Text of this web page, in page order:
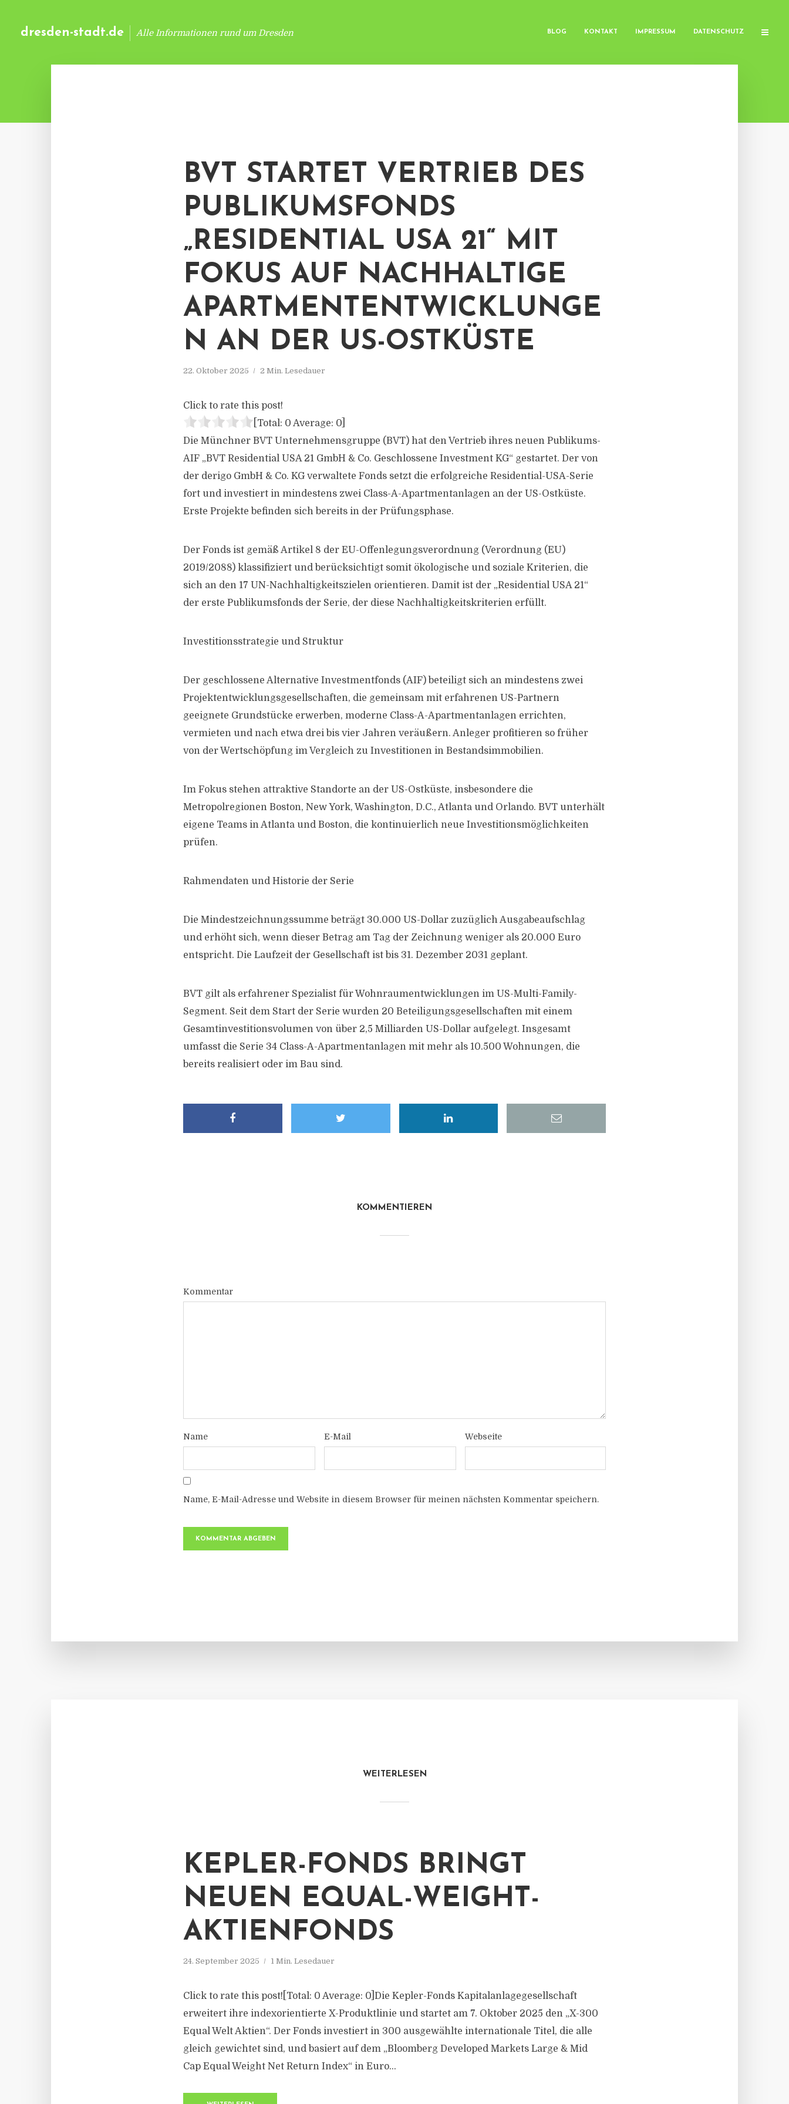
dresden-stadt.de Alle Informationen rund um Dresden BLOG KONTAKT IMPRESSUM DATENSCHUTZ
BVT STARTET VERTRIEB DES
PUBLIKUMSFONDS
„RESIDENTIAL USA 21“ MIT
FOKUS AUF NACHHALTIGE
APARTMENTENTWICKLUNGE
N AN DER US-OSTKÜSTE
22. Oktober 2025 2 Min. Lesedauer
Click to rate this post!
[Total: 0 Average: 0
Die Münchner BVT Unternehmensgruppe (BVT) hat den Vertrieb ihres neuen Publikums-
AIF „BVT Residential USA 21 GmbH & Co. Geschlossene Investment KG“ gestartet. Der von
der derigo GmbH & Co. KG verwaltete Fonds setzt die erfolgreiche Residential-USA-Serie
fort und investiert in mindestens zwei Class-A-Apartmentanlagen an der US-Ostküste.
Erste Projekte befinden sich bereits in der Prüfungsphase.
Der Fonds ist gemäß Artikel 8 der EU-Offenlegungsverordnung (Verordnung (EU)
2019/2088) klassifiziert und berücksichtigt somit ökologische und soziale Kriterien, die
sich an den 17 UN-Nachhaltigkeitszielen orientieren. Damit ist der „Residential USA 21“
der erste Publikumsfonds der Serie, der diese Nachhaltigkeitskriterien erfüllt.
Investitionsstrategie und Struktur
Der geschlossene Alternative Investmentfonds (AIF) beteiligt sich an mindestens zwei
Projektentwicklungsgesellschaften, die gemeinsam mit erfahrenen US-Partnern
geeignete Grundstücke erwerben, moderne Class-A-Apartmentanlagen errichten,
vermieten und nach etwa drei bis vier Jahren veräußern. Anleger profitieren so früher
von der Wertschöpfung im Vergleich zu Investitionen in Bestandsimmobilien.
Im Fokus stehen attraktive Standorte an der US-Ostküste, insbesondere die
Metropolregionen Boston, New York, Washington, D.C., Atlanta und Orlando. BVT unterhält
eigene Teams in Atlanta und Boston, die kontinuierlich neue Investitionsmöglichkeiten
prüfen.
Rahmendaten und Historie der Serie
Die Mindestzeichnungssumme beträgt 30.000 US-Dollar zuzüglich Ausgabeaufschlag
und erhöht sich, wenn dieser Betrag am Tag der Zeichnung weniger als 20.000 Euro
entspricht. Die Laufzeit der Gesellschaft ist bis 31. Dezember 2031 geplant.
BVT gilt als erfahrener Spezialist für Wohnraumentwicklungen im US-Multi-Family-
Segment. Seit dem Start der Serie wurden 20 Beteiligungsgesellschaften mit einem
Gesamtinvestitionsvolumen von über 2,5 Milliarden US-Dollar aufgelegt. Insgesamt
umfasst die Serie 34 Class-A-Apartmentanlagen mit mehr als 10.500 Wohnungen, die
bereits realisiert oder im Bau sind.
KOMMENTIEREN
Kommentar
Name E-Mail Webseite
Name, E-Mail-Adresse und Website in diesem Browser für meinen nächsten Kommentar speichern.
WEITERLESEN
KEPLER-FONDS BRINGT
NEUEN EQUAL-WEIGHT-
AKTIENFONDS
24. September 2025 1 Min. Lesedauer
Click to rate this post![Total: 0 Average: 0]Die Kepler-Fonds Kapitalanlagegesellschaft
erweitert ihre indexorientierte X-Produktlinie und startet am 7. Oktober 2025 den „X-300
Equal Welt Aktien“. Der Fonds investiert in 300 ausgewählte internationale Titel, die alle
gleich gewichtet sind, und basiert auf dem „Bloomberg Developed Markets Large & Mid
Cap Equal Weight Net Return Index“ in Euro...